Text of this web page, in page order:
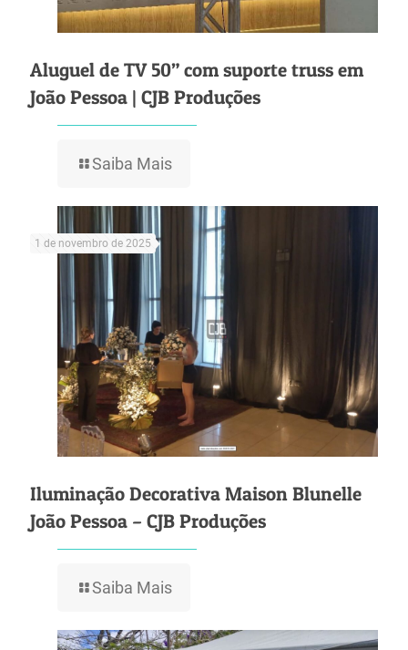
Aluguel de TV 50” com suporte truss em
João Pessoa | CJB Produções
Saiba Mais
1 de novembro de 2025
Iluminação Decorativa Maison Blunelle
João Pessoa – CJB Produções
Saiba Mais